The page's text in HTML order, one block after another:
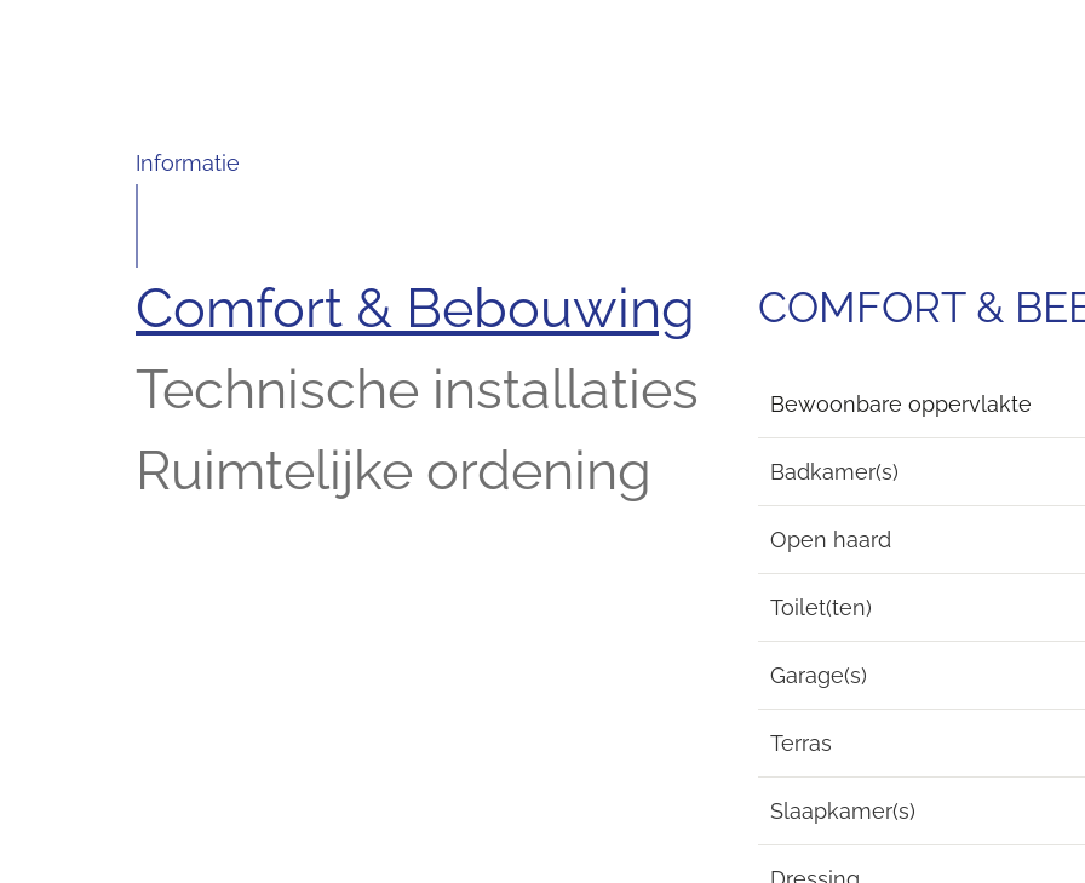
Informatie
Comfort & Bebouwing
Technische installaties
Ruimtelijke ordening
COMFORT &
Bewoonbare oppervlakte
Badkamer(s)
Open haard
Toilet(ten)
Garage(s)
Terras
Slaapkamer(s)